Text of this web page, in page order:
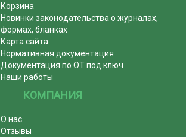
Корзина
Новинки законодательства о журналах,
формах, бланках
Карта сайта
Нормативная документация
Документация по ОТ под ключ
Наши работы
КОМПАНИЯ
О нас
Отзывы